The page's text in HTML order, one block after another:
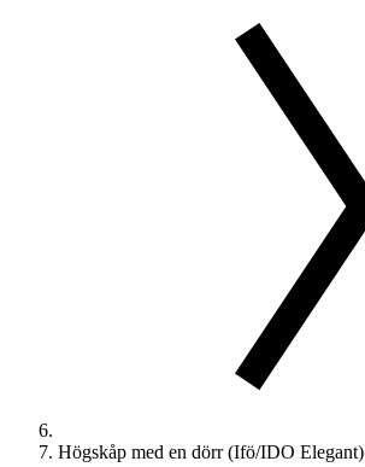
Högskåp med en dörr (Ifö/IDO Elegant)